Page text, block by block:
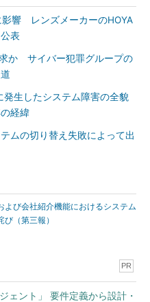
影響 レンズメーカーのHOYA
表
か サイバー犯罪グループの
生したシステム障害の全貌
経緯
ムの切り替え失敗によって出
よび会社紹介機能におけるシステム
（第三報）
PR
ェント」 要件定義から設計・